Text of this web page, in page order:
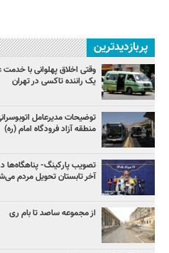
پربازدیدترین
وقتی اخلاق پهلوانی با
یک راننده تاکسی در تهران
توضیحات مدیرعامل
منطقه آزاد فرودگاه امام (ره)
آخر تابستان تحویل مردم
از مجموعه ساصد تا بام ری